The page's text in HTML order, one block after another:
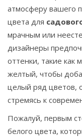
атмосферу вашего
цвета для
мрачным или
дизайнеры
оттенки, такие как
желтый, чтобы
целый ряд цветов,
стремясь к
Пожалуй, первым
белого цвета,